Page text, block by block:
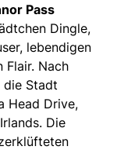
Pass
Dingle,
lebendigen
Flair. Nach
die Stadt
Head Drive,
Die